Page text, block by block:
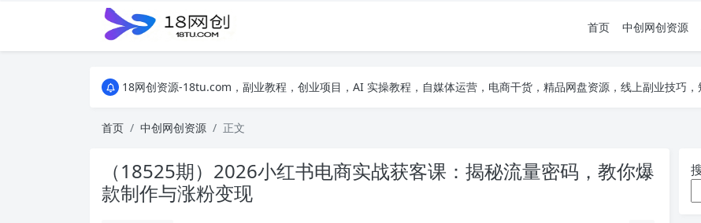
首页 中创网创资源
18网创资源-18tu.com，副业教程，创业项目，AI 实操教程，自媒体运营，电商干货，精品网盘资源，线上副业技巧，
首页
中创网创资源 正文
（18525期）2026小红书电商实战获客课：揭秘流量密码，教你爆
款制作与涨粉变现